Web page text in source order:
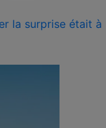
la surprise était à